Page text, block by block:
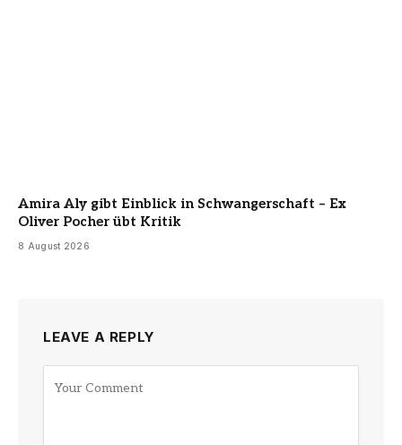
Amira Aly gibt Einblick in Schwangerschaft – Ex
Oliver Pocher übt Kritik
8 August 2026
LEAVE A REPLY